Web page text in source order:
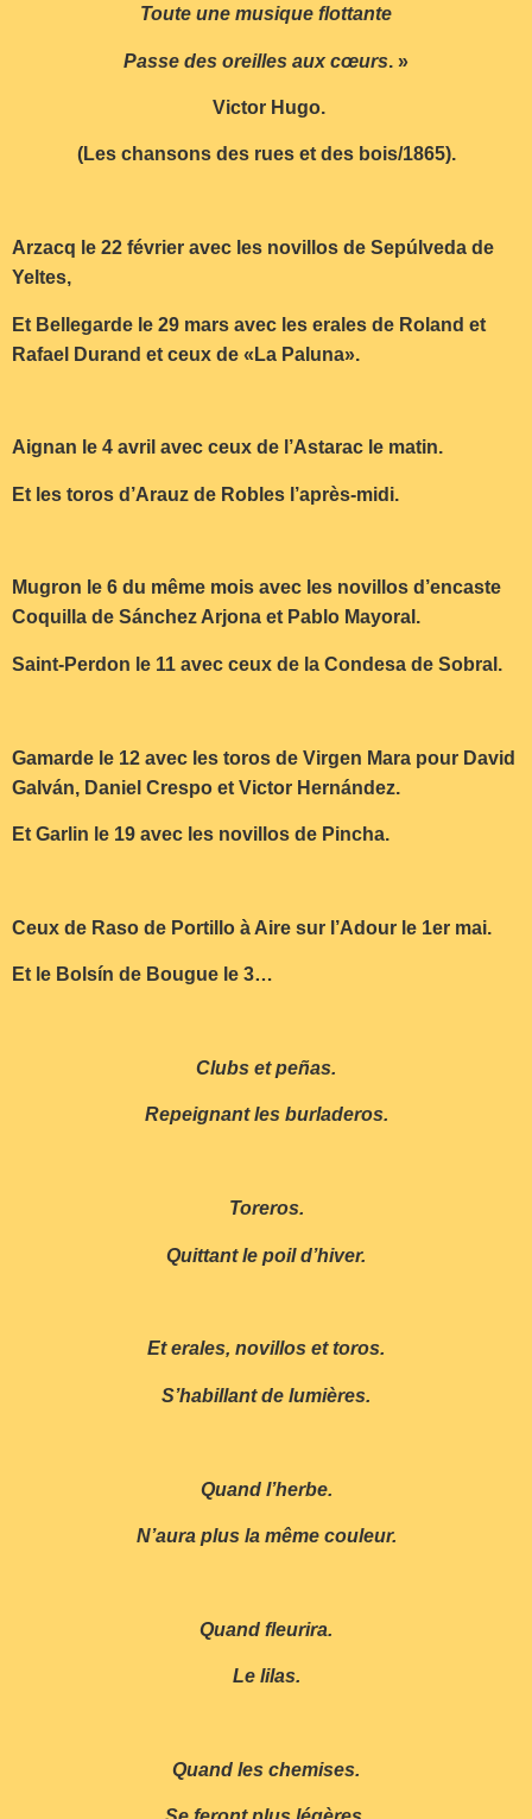
Toute une musique flottante
Passe des oreilles aux cœurs. »
Victor Hugo.
(Les chansons des rues et des bois/1865).
Arzacq le 22 février avec les novillos de Sepúlveda de
Yeltes,
Et Bellegarde le 29 mars avec les erales de Roland et
Rafael Durand et ceux de «La Paluna».
Aignan le 4 avril avec ceux de l’Astarac le matin.
Et les toros d’Arauz de Robles l’après-midi.
Mugron le 6 du même mois avec les novillos d’encaste
Coquilla de Sánchez Arjona et Pablo Mayoral.
Saint-Perdon le 11 avec ceux de la Condesa de Sobral.
Gamarde le 12 avec les toros de Virgen Mara pour David
Galván, Daniel Crespo et Victor Hernández.
Et Garlin le 19 avec les novillos de Pincha.
Ceux de Raso de Portillo à Aire sur l’Adour le 1er mai.
Et le Bolsín de Bougue le 3…
Clubs et peñas.
Repeignant les burladeros.
Toreros.
Quittant le poil d’hiver.
Et erales, novillos et toros.
S’habillant de lumières.
Quand l’herbe.
N’aura plus la même couleur.
Quand fleurira.
Le lilas.
Quand les chemises.